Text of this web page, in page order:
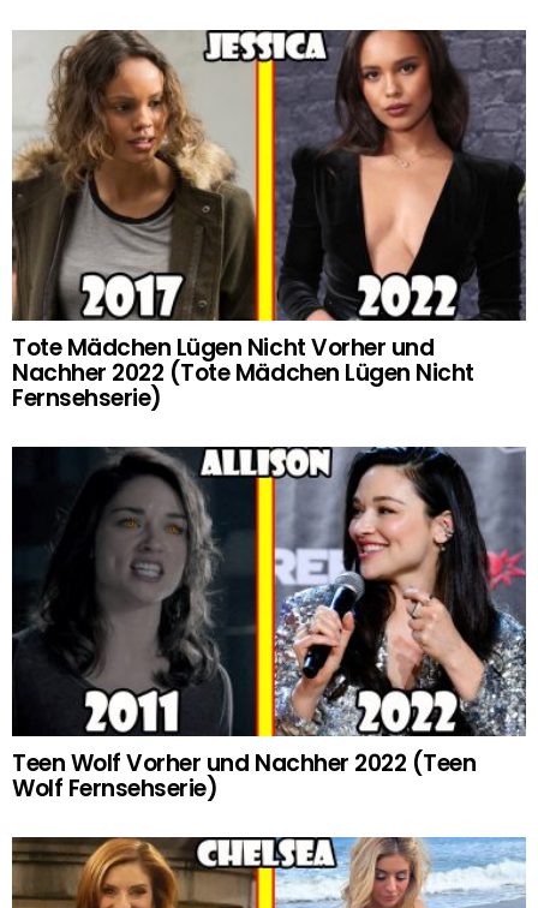
Tote Mädchen Lügen Nicht Vorher und
Nachher 2022 (Tote Mädchen Lügen Nicht
Fernsehserie)
Teen Wolf Vorher und Nachher 2022 (Teen
Wolf Fernsehserie)